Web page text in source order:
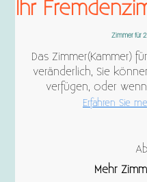
Ihr
Zimmer für
Das Zimmer(Kammer)
veränderlich, Sie
verfügen, oder wenn
Erfahren Sie
Mehr